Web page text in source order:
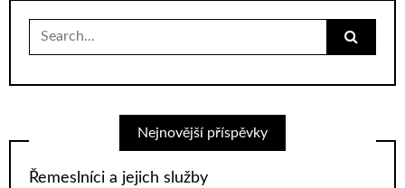
Search
Nejnovější příspěvky
Řemeslníci a jejich služby